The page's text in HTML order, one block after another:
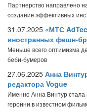
Партнерство направлено
создание эффективных
31.07.2025 «МТС
иностранных фешн-
Меньше всего оптимизма
беби-бумеров
27.06.2025 Анна
редактора Vogue
Именно Анна Винтур
героини в известном